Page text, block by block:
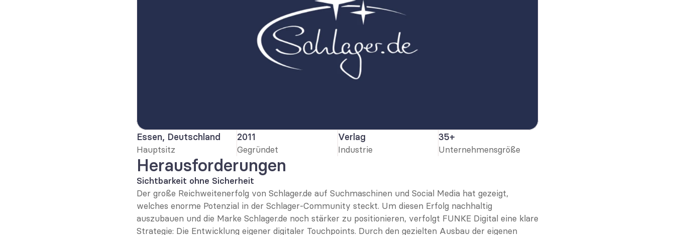
Essen, Deutschland
Hauptsitz
2011
Gegründet
Verlag
Industrie
35+
Unternehmensgröße
Herausforderungen
Sichtbarkeit ohne Sicherheit
Der große Reichweitenerfolg von Schlager.de auf Suchmaschinen und Social Media hat gezeigt,
welches enorme Potenzial in der Schlager-Community steckt. Um diesen Erfolg nachhaltig
auszubauen und die Marke Schlager.de noch stärker zu positionieren, verfolgt FUNKE Digital eine klare
Strategie: Die Entwicklung eigener digitaler Touchpoints. Durch den gezielten Ausbau der eigenen